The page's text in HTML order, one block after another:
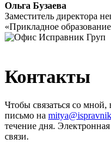
Ольга Бузаева
Заместитель директора
«Прикладное
Контакты
Чтобы связаться со мной,
письмо на
течение дня.
связи.